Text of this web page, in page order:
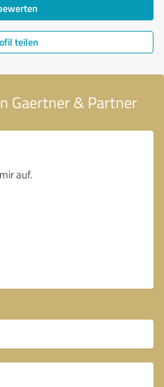
teilen
Gaertner & Partner